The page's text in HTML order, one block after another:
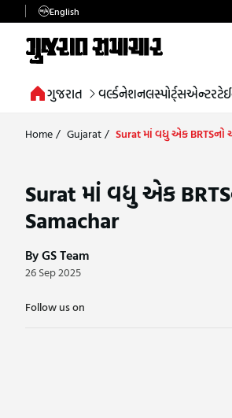
English
ગુજરાત વર્લ્ડનેશનલસ્પોર્ટ્સ
Home/ Gujarat/ Surat માં વધુ એક BRTSનો
Surat માં વધુ એક
Samachar
By GS Team
26 Sep 2025
Follow us on